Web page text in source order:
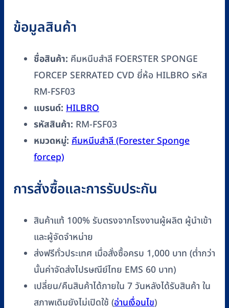
รหัส
RM-
FSF03
ข้อมูลสินค้า
ชื่อสินค้า: คีมหนีบสำลี FOERSTER SPONGE
FORCEP SERRATED CVD ยี่ห้อ HILBRO รหัส
RM-FSF03
แบรนด์: HILBRO
รหัสสินค้า: RM-FSF03
หมวดหมู่: คีมหนีบสำลี (Forester Sponge
forcep)
การสั่งซื้อและการรับประกัน
สินค้าแท้ 100% รับตรงจากโรงงานผู้ผลิต ผู้นำเข้า
และผู้จัดจำหน่าย
ส่งฟรีทั่วประเทศ เมื่อสั่งซื้อครบ 1,000 บาท (ต่ำกว่า
นั้นค่าจัดส่งไปรษณีย์ไทย EMS 60 บาท)
เปลี่ยน/คืนสินค้าได้ภายใน 7 วันหลังได้รับสินค้า ใน
สภาพเดิมยังไม่เปิดใช้ (อ่านเงื่อนไข)